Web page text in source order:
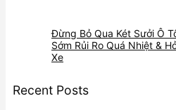
Đừng Bỏ Qua Két Sưởi Ô
Sớm Rủi Ro Quá Nhiệt &
Xe
Recent Posts